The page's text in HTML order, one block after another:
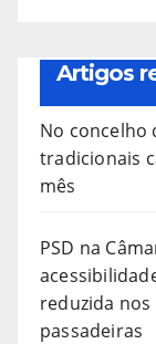
Artigos
No concelho
tradicionais
mês
PSD na
reduzida
passadeiras